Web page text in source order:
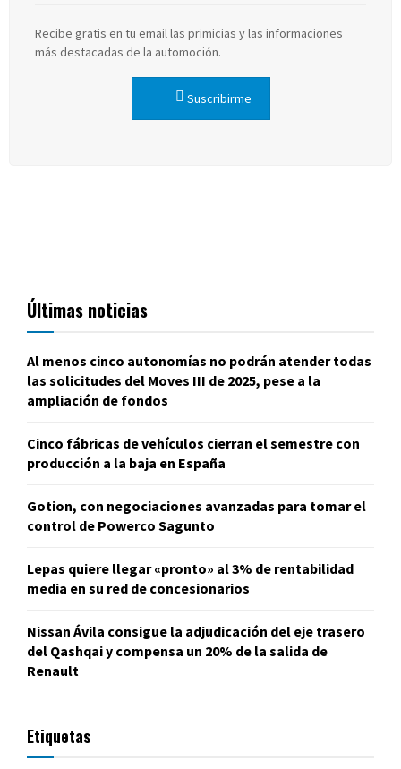
Recibe gratis en tu email las primicias y las informaciones
más destacadas de la automoción.
Suscribirme
Últimas noticias
Al menos cinco autonomías no podrán atender todas
las solicitudes del Moves III de 2025, pese a la
ampliación de fondos
Cinco fábricas de vehículos cierran el semestre con
producción a la baja en España
Gotion, con negociaciones avanzadas para tomar el
control de Powerco Sagunto
Lepas quiere llegar «pronto» al 3% de rentabilidad
media en su red de concesionarios
Nissan Ávila consigue la adjudicación del eje trasero
del Qashqai y compensa un 20% de la salida de
Renault
Etiquetas